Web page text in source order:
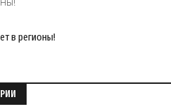
в регионы!